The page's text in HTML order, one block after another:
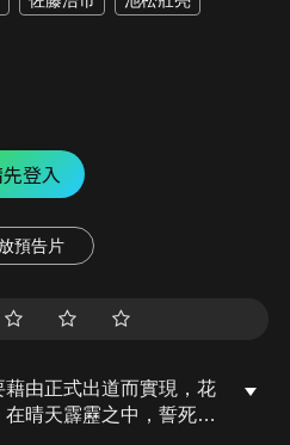
登入
預告片
由正式出道而實現，花
晴天霹靂之中，誓死反